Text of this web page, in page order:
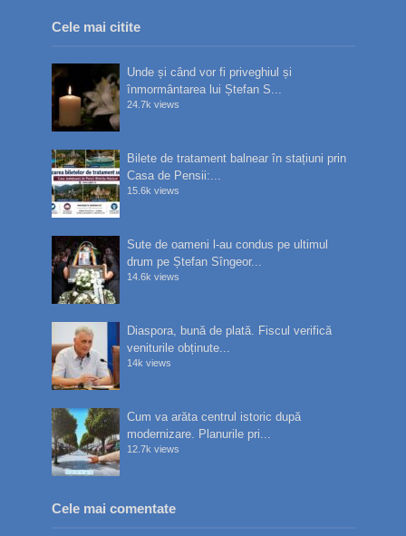
Cele mai citite
Unde și când vor fi priveghiul și
înmormântarea lui Ștefan S...
24.7k views
Bilete de tratament balnear în stațiuni prin
Casa de Pensii:...
15.6k views
Sute de oameni l-au condus pe ultimul
drum pe Ștefan Sîngeor...
14.6k views
Diaspora, bună de plată. Fiscul verifică
veniturile obținute...
14k views
Cum va arăta centrul istoric după
modernizare. Planurile pri...
12.7k views
Cele mai comentate